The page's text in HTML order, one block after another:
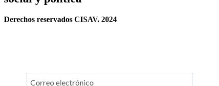
Derechos reservados CISAV. 2024